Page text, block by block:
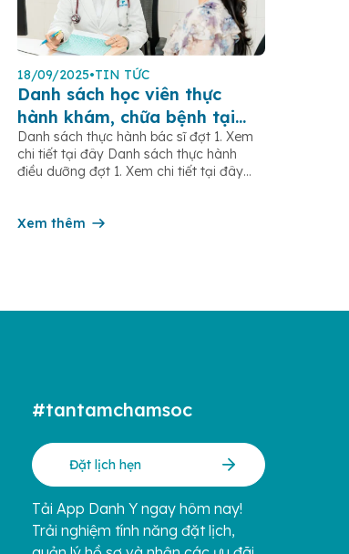
18/09/2025•TIN TỨC
Danh sách học viên thực
hành khám, chữa bệnh tại
bệnh viện Hoàn Mỹ Sài Gòn
Danh sách thực hành bác sĩ đợt 1. Xem
chi tiết tại đây Danh sách thực hành
điều dưỡng đợt 1. Xem chi tiết tại đây
hành điều dưỡng đợt 3. Xem chi tiết tại
Xem thêm
#tantamchamsoc
Đặt lịch hẹn
Tải App Danh Y ngay hôm nay!
Trải nghiệm tính năng đặt lịch,